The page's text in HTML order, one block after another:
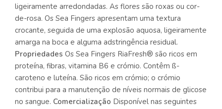
ligeiramente arredondadas. As flores são roxas ou cor-
de-rosa. Os Sea Fingers apresentam uma textura
crocante, seguida de uma explosão aquosa, ligeiramente
amarga na boca e alguma adstringência residual.
Propriedades Os Sea Fingers RiaFresh® são ricos em
proteína, fibras, vitamina B6 e crómio. Contêm ß-
caroteno e luteína. São ricos em crómio; o crómio
contribui para a manutenção de níveis normais de glicose
no sangue. Comercialização Disponível nas seguintes